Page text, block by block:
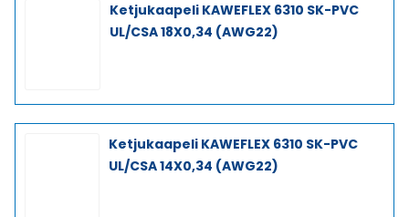
Ketjukaapeli KAWEFLEX 6310 SK-PVC
UL/CSA 18X0,34 (AWG22)
Ketjukaapeli KAWEFLEX 6310 SK-PVC
UL/CSA 14X0,34 (AWG22)